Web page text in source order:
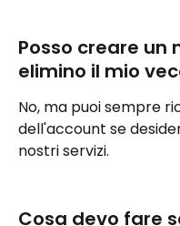
Posso creare un
elimino il mio
No, ma puoi sempre
dell'account se
nostri servizi.
Cosa devo fare